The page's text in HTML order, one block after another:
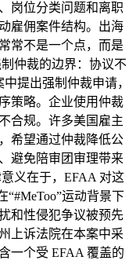
岗位分类问题和离职
雇佣案件结构。出海
常不是一个点，而是
仲裁的边界：协议不
提出强制仲裁申请，
策略。企业使用仲裁
合规。许多美国雇主
希望通过仲裁降低公
避免陪审团审理带来
义在于，EFAA 对这
“#MeToo”运动背景下
和性侵犯争议被预先
上诉法院在本案中采
一个受 EFAA 覆盖的